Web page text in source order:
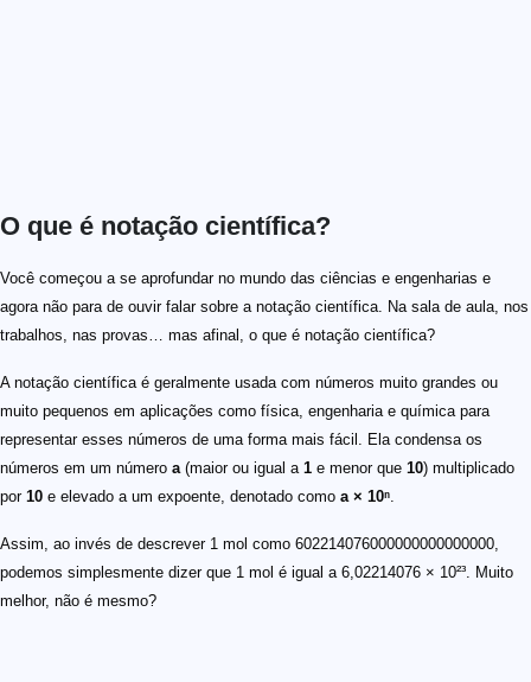
O que é notação científica?
Você começou a se aprofundar no mundo das ciências e engenharias e
agora não para de ouvir falar sobre a notação científica. Na sala de aula, nos
trabalhos, nas provas… mas afinal, o que é notação científica?
A notação científica é geralmente usada com números muito grandes ou
muito pequenos em aplicações como física, engenharia e química para
representar esses números de uma forma mais fácil. Ela condensa os
números em um número a(maior ou igual a 1 e menor que 10) multiplicado
por 10 e elevado a um expoente, denotado como a × 10ⁿ.
Assim, ao invés de descrever 1 mol como 602214076000000000000000,
podemos simplesmente dizer que 1 mol é igual a 6,02214076 × 10²³. Muito
melhor, não é mesmo?